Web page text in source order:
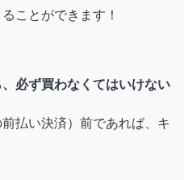
ことができます！
必ず買わなくてはいけない
払い決済）前であれば、キ